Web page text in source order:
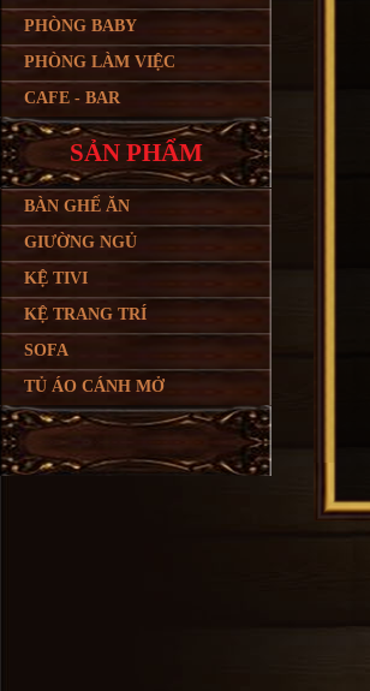
PHÒNG BABY
PHÒNG LÀM VIỆC
CAFE - BAR
SẢN PHẨM
BÀN GHẾ ĂN
GIƯỜNG NGỦ
KỆ TIVI
KỆ TRANG TRÍ
SOFA
TỦ ÁO CÁNH MỞ